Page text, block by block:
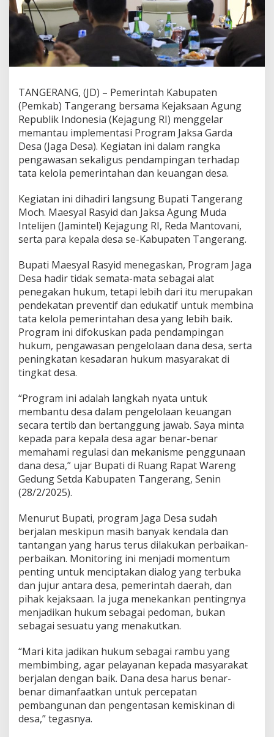
,
P
e
m
k
a
a
n
g
e
r
a
n
g
a
n
K
e
j
g
u
n
g
P
a
n
t
a
u
g
r
a
m
J
a
g
a
s
a
TANGERANG, (JD) – Pemerintah Kabupaten
(Pemkab) Tangerang bersama Kejaksaan Agung
Republik Indonesia (Kejagung RI) menggelar
memantau implementasi Program Jaksa Garda
Desa (Jaga Desa). Kegiatan ini dalam rangka
pengawasan sekaligus pendampingan terhadap
tata kelola pemerintahan dan keuangan desa.
Kegiatan ini dihadiri langsung Bupati Tangerang
Moch. Maesyal Rasyid dan Jaksa Agung Muda
Intelijen (Jamintel) Kejagung RI, Reda Mantovani,
serta para kepala desa se-Kabupaten Tangerang.
Bupati Maesyal Rasyid menegaskan, Program Jaga
Desa hadir tidak semata-mata sebagai alat
penegakan hukum, tetapi lebih dari itu merupakan
pendekatan preventif dan edukatif untuk membina
tata kelola pemerintahan desa yang lebih baik.
Program ini difokuskan pada pendampingan
hukum, pengawasan pengelolaan dana desa, serta
peningkatan kesadaran hukum masyarakat di
tingkat desa.
“Program ini adalah langkah nyata untuk
membantu desa dalam pengelolaan keuangan
secara tertib dan bertanggung jawab. Saya minta
kepada para kepala desa agar benar-benar
memahami regulasi dan mekanisme penggunaan
dana desa,” ujar Bupati di Ruang Rapat Wareng
Gedung Setda Kabupaten Tangerang, Senin
(28/2/2025).
Menurut Bupati, program Jaga Desa sudah
berjalan meskipun masih banyak kendala dan
tantangan yang harus terus dilakukan perbaikan-
perbaikan. Monitoring ini menjadi momentum
penting untuk menciptakan dialog yang terbuka
dan jujur antara desa, pemerintah daerah, dan
pihak kejaksaan. Ia juga menekankan pentingnya
menjadikan hukum sebagai pedoman, bukan
sebagai sesuatu yang menakutkan.
“Mari kita jadikan hukum sebagai rambu yang
membimbing, agar pelayanan kepada masyarakat
berjalan dengan baik. Dana desa harus benar-
benar dimanfaatkan untuk percepatan
pembangunan dan pengentasan kemiskinan di
desa,” tegasnya.